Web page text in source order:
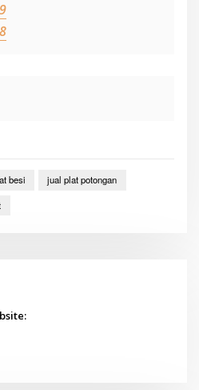
besi
jual plat potongan